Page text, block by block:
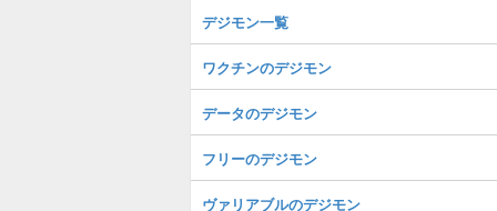
デジモン一覧
ワクチンのデジモン
データのデジモン
フリーのデジモン
ヴァリアブルのデジモン